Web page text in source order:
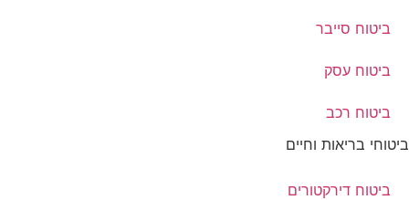
ביטוח סייבר
ביטוח עסק
ביטוח רכב
ביטוחי בריאות וחיים
ביטוח דירקטורים